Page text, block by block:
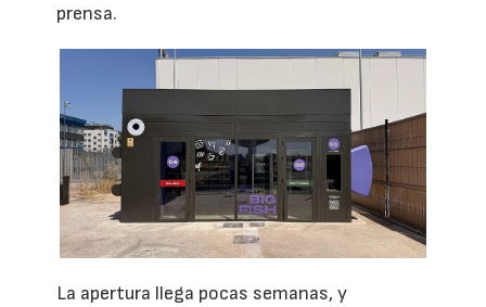
prensa.
La apertura llega pocas semanas, y